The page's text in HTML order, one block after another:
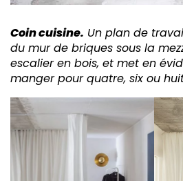
Coin cuisine. Un plan de
du mur de briques sous la
escalier en bois, et met en
manger pour quatre, six ou